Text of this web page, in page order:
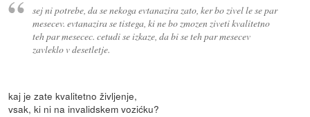
sej ni potrebe, da se nekoga evtanazira zato, ker bo zivel le se par
mesecev. evtanazira se tistega, ki ne bo zmozen ziveti kvalitetno
teh par mesecec. cetudi se izkaze, da bi se teh par mesecev
zavleklo v desetletje.
kaj je zate kvalitetno življenje,
vsak, ki ni na invalidskem vozićku?